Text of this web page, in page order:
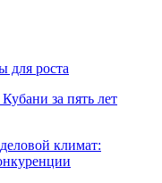
для роста
за пять лет
климат: